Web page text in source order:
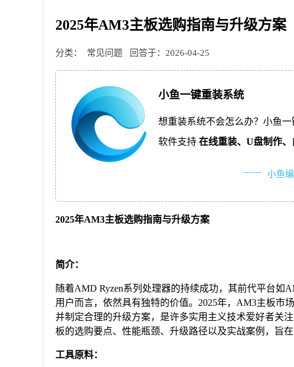
2025年AM3主板选购指南与升级方案
分类： 常见问题 回答于：2026-04-25
小鱼一键重装系统
想重装系统不会怎么办？小鱼
软件支持 在线重装、 U盘制作、
------ 小鱼
2025年AM3主板选购指南与升级方案
简介：
随着AMD Ryzen系列处理器的持续成功，其前代平台
用户而言，依然具有独特的价值。2025年，AM3主板市
并制定合理的升级方案，是许多实用主义技术爱好者关
板的选购要点、性能瓶颈、升级路径以及实战案例，旨
工具原料：